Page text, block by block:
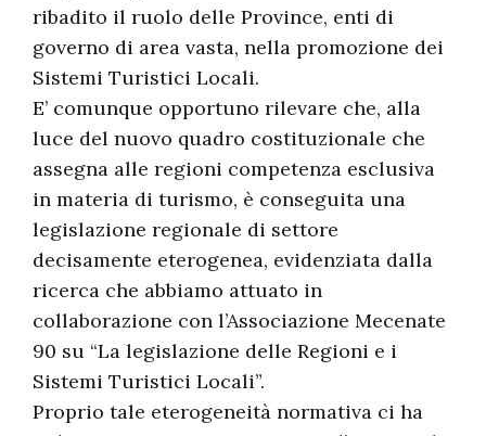
ribadito il ruolo delle Province, enti di
governo di area vasta, nella promozione dei
Sistemi Turistici Locali.
E’ comunque opportuno rilevare che, alla
luce del nuovo quadro costituzionale che
assegna alle regioni competenza esclusiva
in materia di turismo, è conseguita una
legislazione regionale di settore
decisamente eterogenea, evidenziata dalla
ricerca che abbiamo attuato in
collaborazione con l’Associazione Mecenate
90 su “La legislazione delle Regioni e i
Sistemi Turistici Locali”.
Proprio tale eterogeneità normativa ci ha